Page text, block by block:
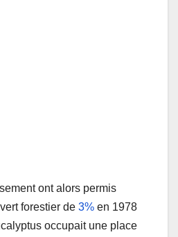
ont alors permis
forestier de 3% en 1978
occupait une place